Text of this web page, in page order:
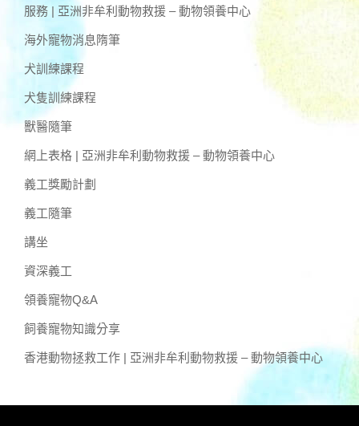
服務 | 亞洲非牟利動物救援 – 動物領養中心
海外寵物消息隋筆
犬訓練課程
犬隻訓練課程
獸醫隨筆
網上表格 | 亞洲非牟利動物救援 – 動物領養中心
義工獎勵計劃
義工隨筆
講坐
資深義工
領養寵物Q&A
飼養寵物知識分享
香港動物拯救工作 | 亞洲非牟利動物救援 – 動物領養中心